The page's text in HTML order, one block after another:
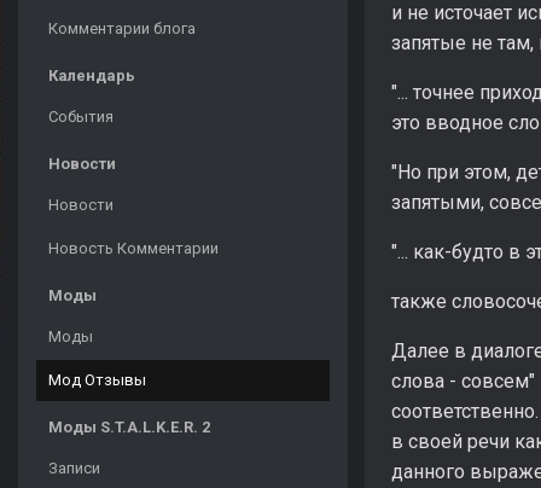
Комментарии блога
Календарь
События
Новости
Новости
Новость Комментарии
Моды
Моды
Мод Отзывы
Моды S.T.A.L.K.E.R. 2
Записи
и не источает
запятые не
"... точнее
это вводное
"Но при этом,
запятыми,
"... как-будто в
также
Далее в
слова - совсем"
в своей речи
данного